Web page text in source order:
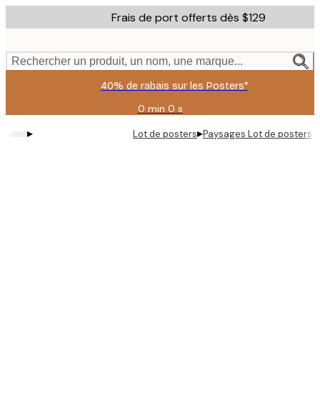
to
content.
Frais de port offerts dès $129
Rechercher un produit, un nom, une marque...
40% de rabais sur les Posters*
0 min 0 s
Valable
:
▸ Lot de posters▸Paysages Lot de posters